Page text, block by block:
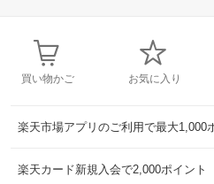
買い物かご お気に入り
楽天市場アプリのご利用で最大1,000
楽天カード新規入会で2,000ポイント